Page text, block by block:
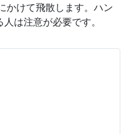
かけて飛散します。ハン
は注意が必要です。